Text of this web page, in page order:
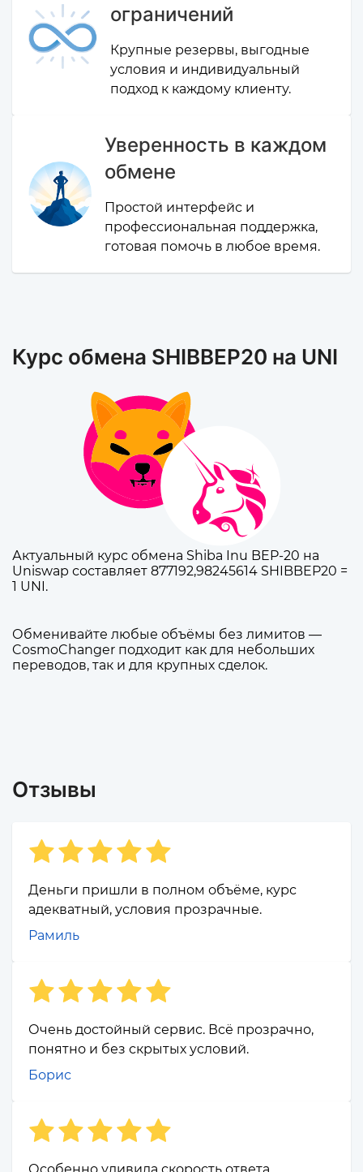
ограничений
Крупные резервы, выгодные
условия и индивидуальный
подход к каждому клиенту.
Уверенность в каждом
обмене
Простой интерфейс и
профессиональная поддержка,
готовая помочь в любое время.
Курс обмена SHIBBEP20 на UNI
Актуальный курс обмена Shiba Inu BEP-20 на
Uniswap составляет 877192,98245614 SHIBBEP20 =
1 UNI.
Обменивайте любые объёмы без лимитов —
CosmoChanger подходит как для небольших
переводов, так и для крупных сделок.
Отзывы
Деньги пришли в полном объёме, курс
адекватный, условия прозрачные.
Рамиль
Очень достойный сервис. Всё прозрачно,
понятно и без скрытых условий.
Борис